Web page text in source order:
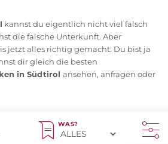
kannst du eigentlich nicht viel falsch
die falsche Unterkunft. Aber
jetzt alles richtig gemacht: Du bist ja
dir gleich die besten
in Südtirol ansehen, anfragen oder
WAS?